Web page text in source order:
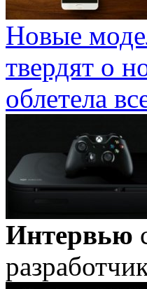
Новые
твердят о
облетела
Интервью